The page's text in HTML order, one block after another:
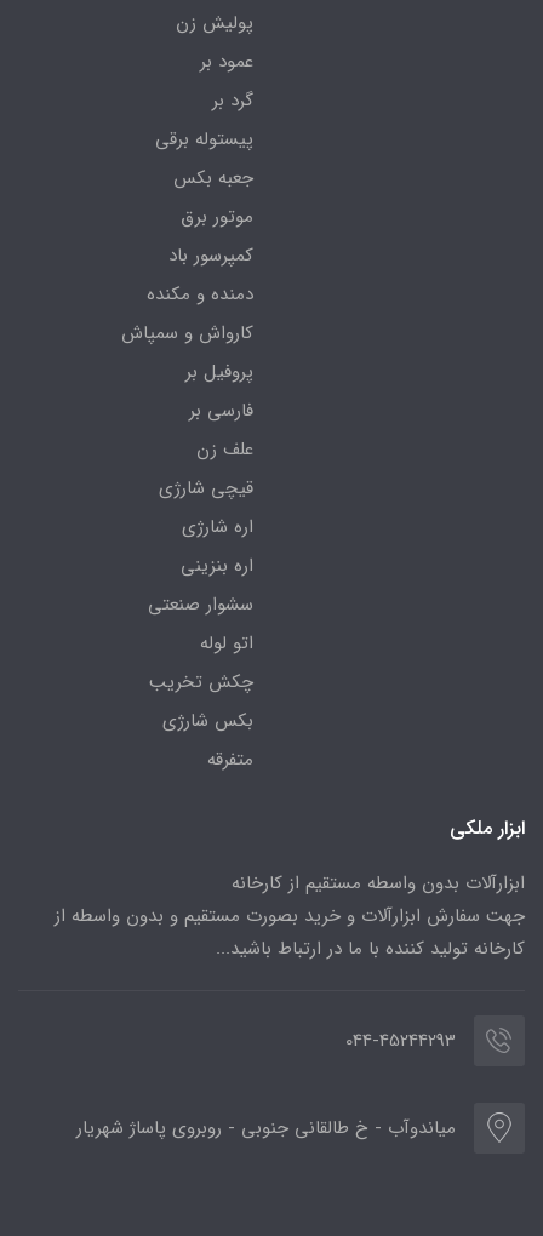
پولیش زن
عمود بر
گرد بر
پیستوله برقی
جعبه بکس
موتور برق
کمپرسور باد
دمنده و مکنده
کارواش و سمپاش
پروفیل بر
فارسی بر
علف زن
قیچی شارژی
اره شارژی
اره بنزینی
سشوار صنعتی
اتو لوله
چکش تخریب
بکس شارژی
متفرقه
ابزار ملکی
ابزارآلات بدون واسطه مستقیم از کارخانه
جهت سفارش ابزارآلات و خرید بصورت مستقیم و بدون واسطه از
کارخانه تولید کننده با ما در ارتباط باشید...
044-45244293
میاندوآب - خ طالقانی جنوبی - روبروی پاساژ شهریار